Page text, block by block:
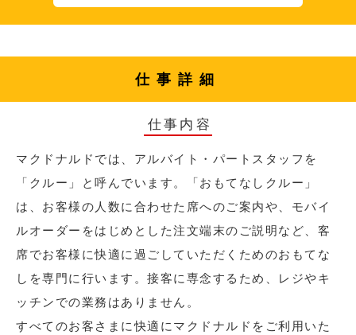
仕事詳細
仕事内容
マクドナルドでは、アルバイト・パートスタッフを
「クルー」と呼んでいます。「おもてなしクルー」
は、お客様の人数に合わせた席へのご案内や、モバイ
ルオーダーをはじめとした注文端末のご説明など、客
席でお客様に快適に過ごしていただくためのおもてな
しを専門に行います。接客に専念するため、レジやキ
ッチンでの業務はありません。
すべてのお客さまに快適にマクドナルドをご利用いた